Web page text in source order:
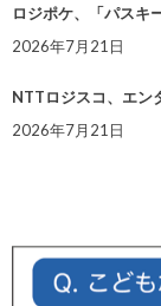
ロジポケ、「パスキ
2026年7月21日
NTTロジスコ、エン
2026年7月21日